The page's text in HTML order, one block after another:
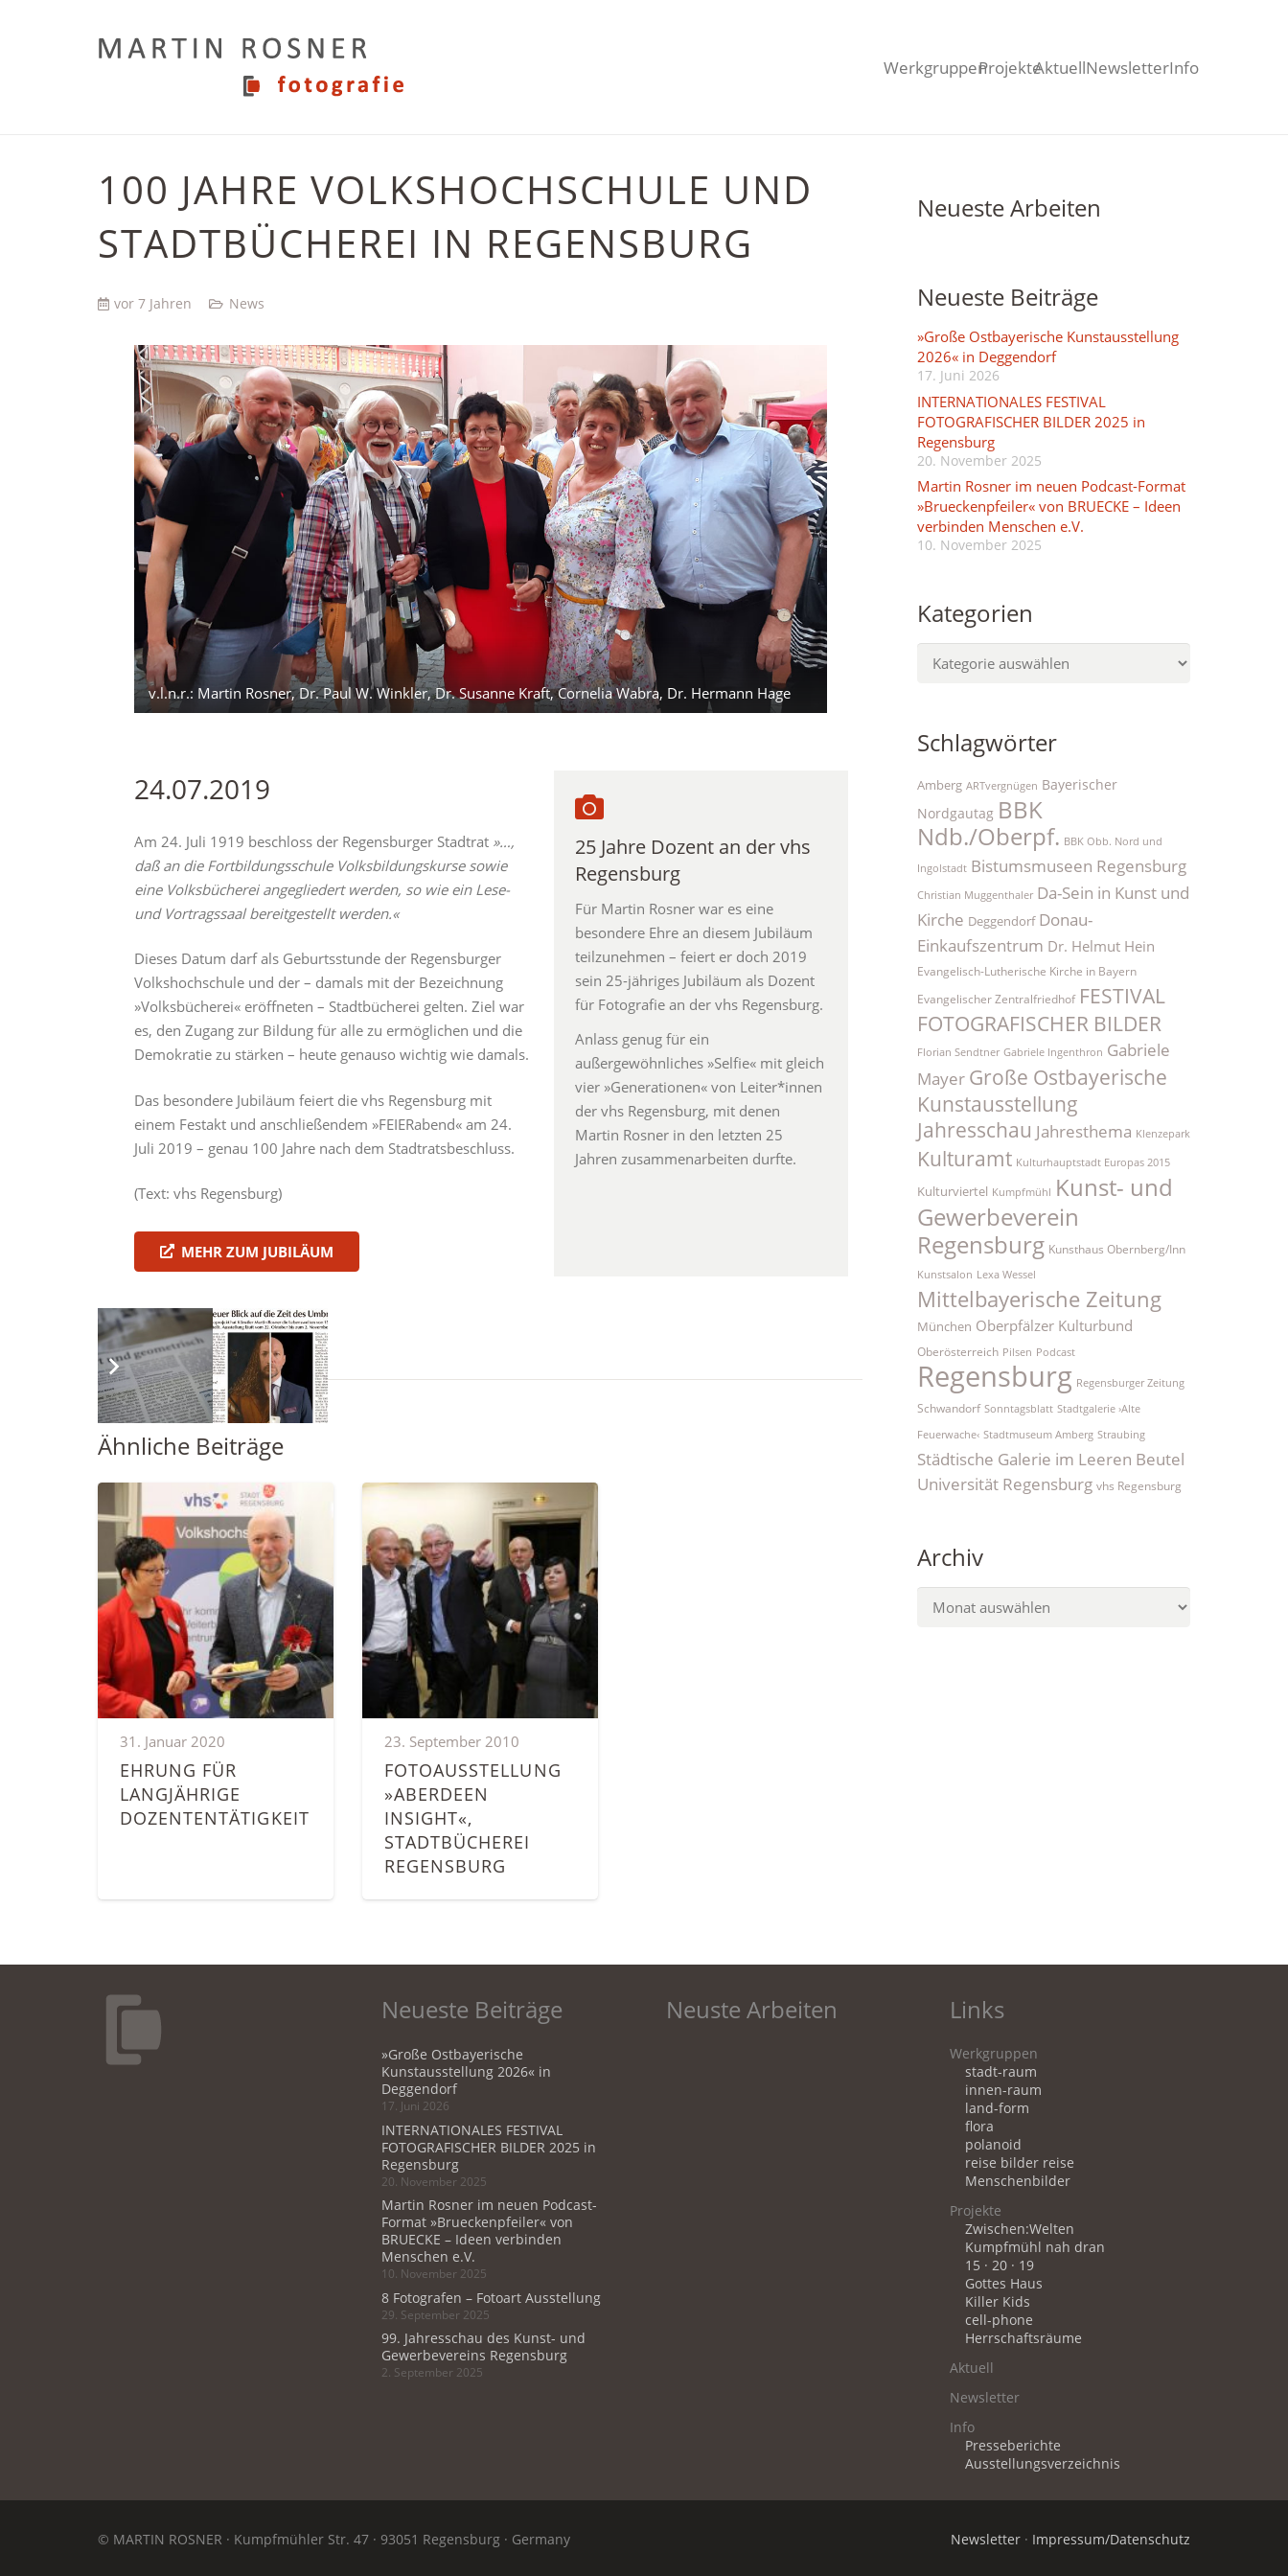
WerkgruppenProjekteAktuellNewsletterInfo
100 JAHRE VOLKSHOCH­SCHULE UND
STADTBÜCHEREI IN REGENSBURG
vor 7 Jahren News
v.l.n.r.: Martin Rosner, Dr. Paul W. Winkler, Dr. Susanne Kraft, Cornelia Wabra, Dr. Hermann Hage
24.07.2019
Am 24. Juli 1919 beschloss der Regensburger Stadtrat »…,
daß an die Fortbildungsschule Volksbildungskurse sowie
eine Volksbücherei angegliedert werden, so wie ein Lese-
und Vortragssaal bereitgestellt werden.«
Dieses Datum darf als Geburtsstunde der Regensburger
Volkshochschule und der – damals mit der Bezeichnung
»Volksbücherei« eröffneten – Stadtbücherei gelten. Ziel war
es, den Zugang zur Bildung für alle zu ermöglichen und die
Demokratie zu stärken – heute genauso wichtig wie damals.
Das besondere Jubiläum feiert die vhs Regensburg mit
einem Festakt und anschließendem »FEIERabend« am 24.
Juli 2019 – genau 100 Jahre nach dem Stadtratsbeschluss.
(Text: vhs Regensburg)
MEHR ZUM JUBILÄUM
25 Jahre Dozent an der vhs
Regensburg
Für Martin Rosner war es eine
besondere Ehre an diesem Jubiläum
teilzunehmen – feiert er doch 2019
sein 25-jähriges Jubiläum als Dozent
für Fotografie an der vhs Regensburg.
Anlass genug für ein
außergewöhnliches »Selfie« mit gleich
vier »Generationen« von Leiter*innen
der vhs Regensburg, mit denen
Martin Rosner in den letzten 25
Jahren zusammenarbeiten durfte.
vhs Regensburg
Ähnliche Beiträge
31. Januar 2020
EHRUNG FÜR
LANGJÄHRIGE
DOZENTEN­TÄTIGKEIT
23. September 2010
FOTOAUSSTELLUNG
»ABERDEEN
INSIGHT«,
STADTBÜCHEREI
REGENSBURG
Neueste Arbeiten
Neueste Beiträge
»Große Ostbayerische Kunstausstellung
2026« in Deggendorf
17. Juni 2026
INTERNATIONALES FESTIVAL
FOTOGRAFISCHER BILDER 2025 in
Regensburg
20. November 2025
Martin Rosner im neuen Podcast-Format
»Brueckenpfeiler« von BRUECKE – Ideen
verbinden Menschen e.V.
10. November 2025
Kategorien
Kategorien
Schlagwörter
Amberg ARTvergnügen Bayerischer
Nordgautag BBK
Ndb./Oberpf. BBK Obb. Nord und
Ingolstadt Bistumsmuseen Regensburg
Christian Muggenthaler Da-Sein in Kunst und
Kirche Deggendorf Donau-
Einkaufszentrum Dr. Helmut Hein
Evangelisch-Lutherische Kirche in Bayern
Evangelischer Zentralfriedhof FESTIVAL
FOTOGRAFISCHER BILDER
Florian Sendtner Gabriele Ingenthron Gabriele
Mayer Große Ostbayerische
Kunstausstellung
Jahresschau Jahresthema Klenzepark
Kulturamt Kulturhauptstadt Europas 2015
Kulturviertel Kumpfmühl Kunst- und
Gewerbeverein
Regensburg Kunsthaus Obernberg/Inn
Kunstsalon Lexa Wessel
Mittelbayerische Zeitung
München Oberpfälzer Kulturbund
Oberösterreich Pilsen Podcast
Regensburg Regensburger Zeitung
Schwandorf Sonntagsblatt Stadtgalerie ›Alte
Feuerwache‹ Stadtmuseum Amberg Straubing
Städtische Galerie im Leeren Beutel
Universität Regensburg vhs Regensburg
Archiv
Archiv
Neueste Beiträge
»Große Ostbayerische
Kunstausstellung 2026« in
Deggendorf
17. Juni 2026
INTERNATIONALES FESTIVAL
FOTOGRAFISCHER BILDER 2025 in
Regensburg
20. November 2025
Martin Rosner im neuen Podcast-
Format »Brueckenpfeiler« von
BRUECKE – Ideen verbinden
Menschen e.V.
10. November 2025
8 Fotografen – Fotoart Ausstellung
29. September 2025
99. Jahresschau des Kunst- und
Gewerbevereins Regensburg
2. September 2025
Neuste Arbeiten Links
Werkgruppen
stadt-raum
innen-raum
land-form
flora
polanoid
reise bilder reise
Menschenbilder
Projekte
Zwischen:Welten
Kumpfmühl nah dran
15 · 20 · 19
Gottes Haus
Killer Kids
cell-phone
Herrschaftsräume
Aktuell
Newsletter
Info
Presseberichte
Ausstellungsverzeichnis
© MARTIN ROSNER · Kumpfmühler Str. 47 · 93051 Regensburg · Germany Newsletter · Impressum/Datenschutz